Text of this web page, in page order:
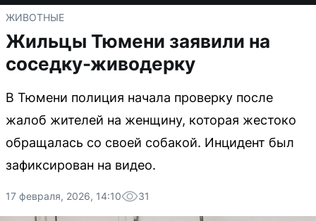
ЖИВОТНЫЕ
Жильцы Тюмени заявили на
соседку-живодерку
В Тюмени полиция начала проверку после
жалоб жителей на женщину, которая жестоко
обращалась со своей собакой. Инцидент был
зафиксирован на видео.
17 февраля, 2026, 14:10 31